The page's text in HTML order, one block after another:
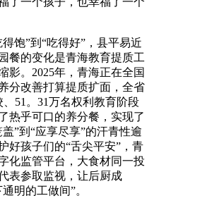
”到“吃得好”，县平易近
餐的变化是青海教育提质工
影。2025年，青海正在全国
分改善打算提质扩面，全省
、51。31万名权利教育阶段
热乎可口的养分餐，实现了
盖”到“应享尽享”的汗青性逾
好孩子们的“舌尖平安”，青
化监管平台，大食材同一投
表参取监视，让后厨成
明的工做间”。